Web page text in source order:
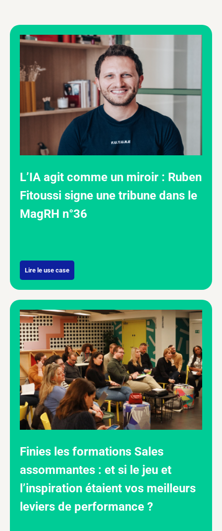
L’IA agit comme un miroir : Ruben
Fitoussi signe une tribune dans le
MagRH n°36
Lire le use case
Finies les formations Sales
assommantes : et si le jeu et
l’inspiration étaient vos meilleurs
leviers de performance ?